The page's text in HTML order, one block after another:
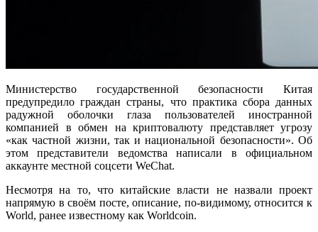
Министерство государственной безопасности Китая
предупредило граждан страны, что практика сбора данных
радужной оболочки глаза пользователей иностранной
компанией в обмен на криптовалюту представляет угрозу
«как частной жизни, так и национальной безопасности». Об
этом представители ведомства написали в официальном
аккаунте местной соцсети WeChat.
Несмотря на то, что китайские власти не назвали проект
напрямую в своём посте, описание, по-видимому, относится к
World, ранее известному как Worldcoin.